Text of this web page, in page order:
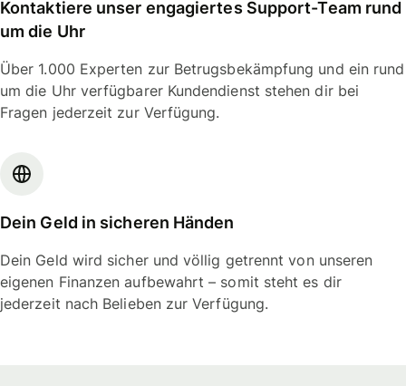
Kontaktiere unser engagiertes Support-Team rund
um die Uhr
Über 1.000 Experten zur Betrugsbekämpfung und ein rund
um die Uhr verfügbarer Kundendienst stehen dir bei
Fragen jederzeit zur Verfügung.
Dein Geld in sicheren Händen
Dein Geld wird sicher und völlig getrennt von unseren
eigenen Finanzen aufbewahrt – somit steht es dir
jederzeit nach Belieben zur Verfügung.